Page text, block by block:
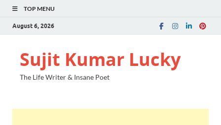
TOP MENU
August 6, 2026
Sujit Kumar Lucky
The Life Writer & Insane Poet